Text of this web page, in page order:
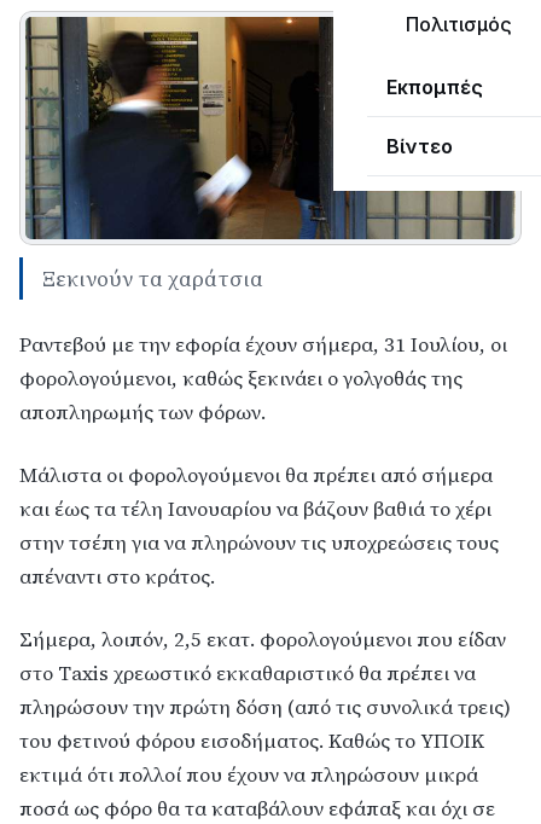
Πολιτισμός
Εκπομπές
Βίντεο
Ξεκινούν τα χαράτσια
Ραντεβού με την εφορία έχουν σήμερα, 31 Ιουλίου, οι
φορολογούμενοι, καθώς ξεκινάει ο γολγοθάς της
αποπληρωμής των φόρων.
Μάλιστα οι φορολογούμενοι θα πρέπει από σήμερα
και έως τα τέλη Ιανουαρίου να βάζουν βαθιά το χέρι
στην τσέπη για να πληρώνουν τις υποχρεώσεις τους
απέναντι στο κράτος.
Σήμερα, λοιπόν, 2,5 εκατ. φορολογούμενοι που είδαν
στο Τaxis χρεωστικό εκκαθαριστικό θα πρέπει να
πληρώσουν την πρώτη δόση (από τις συνολικά τρεις)
του φετινού φόρου εισοδήματος. Καθώς το ΥΠΟΙΚ
εκτιμά ότι πολλοί που έχουν να πληρώσουν μικρά
ποσά ως φόρο θα τα καταβάλουν εφάπαξ και όχι σε